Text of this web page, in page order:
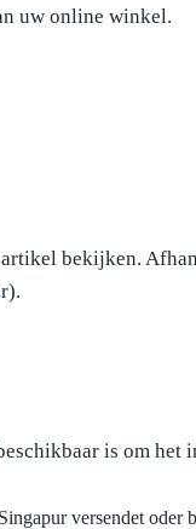
uw online winkel.
bekijken.
is om het
versendet oder